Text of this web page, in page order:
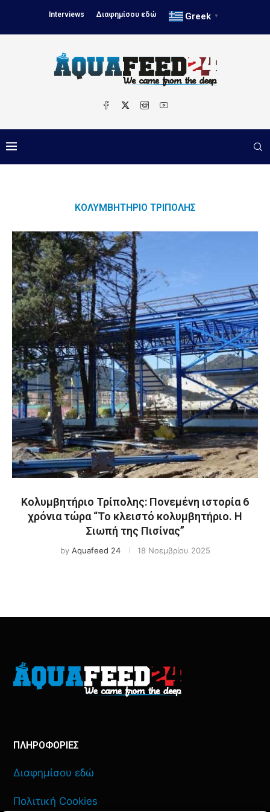
Interviews Διαφημίσου εδώ Greek ▼
ΚΟΛΥΜΒΗΤΉΡΙΟ ΤΡΊΠΟΛΗΣ
Κολυμβητήριο Τρίπολης: Πονεμένη ιστορία 6
χρόνια τώρα “Το κλειστό κολυμβητήριο. Η
Σιωπή της Πισίνας”
by Aquafeed 24 18 Νοεμβρίου 2025
ΠΛΗΡΟΦΟΡΙΕΣ
Διαφημίσου εδώ
Πολιτική Cookies